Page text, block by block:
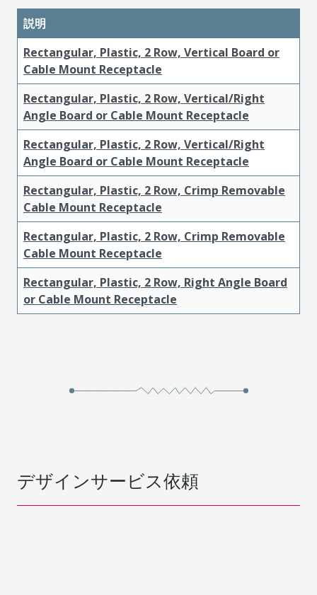
説明
Rectangular, Plastic, 2 Row, Vertical Board or
Cable Mount Receptacle
Rectangular, Plastic, 2 Row, Vertical/Right
Angle Board or Cable Mount Receptacle
Rectangular, Plastic, 2 Row, Vertical/Right
Angle Board or Cable Mount Receptacle
Rectangular, Plastic, 2 Row, Crimp Removable
Cable Mount Receptacle
Rectangular, Plastic, 2 Row, Crimp Removable
Cable Mount Receptacle
Rectangular, Plastic, 2 Row, Right Angle Board
or Cable Mount Receptacle
デザインサービス依頼